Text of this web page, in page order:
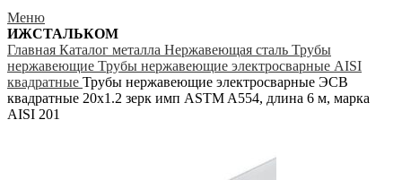
Меню
ИЖСТАЛЬКОМ
Главная Каталог металла Нержавеющая сталь Трубы
нержавеющие Трубы нержавеющие электросварные AISI
квадратные Трубы нержавеющие электросварные ЭСВ
квадратные 20х1.2 зерк имп ASTM A554, длина 6 м, марка
AISI 201